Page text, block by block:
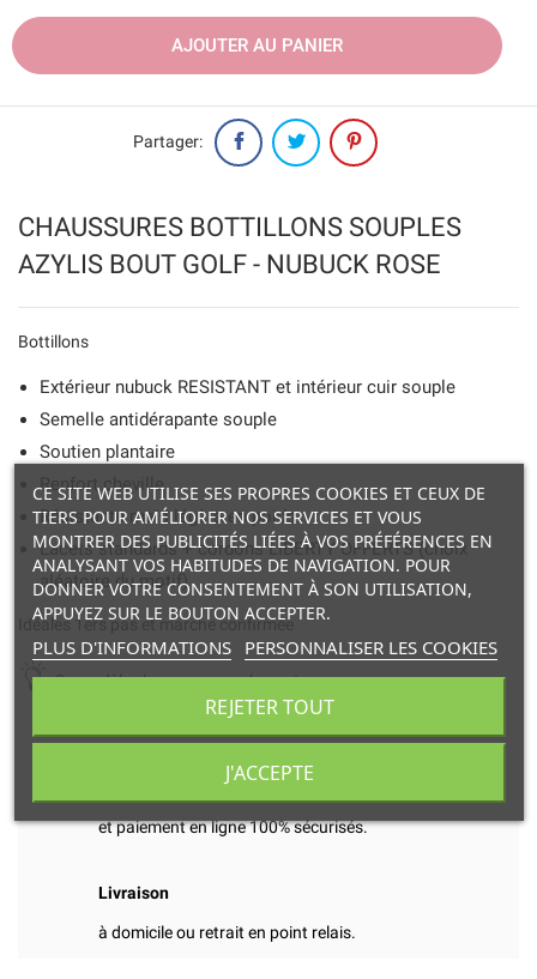
CHAUSSURES BOTTILLONS SOUPLES
AZYLIS BOUT GOLF - NUBUCK ROSE
Bottillons
Extérieur nubuck RESISTANT et intérieur cuir souple
Semelle antidérapante souple
Soutien plantaire
Renfort cheville
Résistante mais légère en poids
Lacets standards + cordons LIBERTY OFFERTS (choix
aléatoire du motif)
Idéales 1ers pas et marche confirmée
Ce modèle chausse normalement.
et paiement en ligne 100% sécurisés.
Livraison
à domicile ou retrait en point relais.
AJOUTER AU PANIER
Partager:
CE SITE WEB UTILISE SES PROPRES COOKIES ET CEUX DE
TIERS POUR AMÉLIORER NOS SERVICES ET VOUS
MONTRER DES PUBLICITÉS LIÉES À VOS PRÉFÉRENCES EN
ANALYSANT VOS HABITUDES DE NAVIGATION. POUR
DONNER VOTRE CONSENTEMENT À SON UTILISATION,
APPUYEZ SUR LE BOUTON ACCEPTER.
PLUS D'INFORMATIONS PERSONNALISER LES COOKIES
REJETER TOUT
J'ACCEPTE